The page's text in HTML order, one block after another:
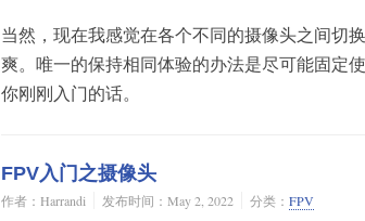
当然，现在我感觉在各个不同的摄像头之间切
爽。唯一的保持相同体验的办法是尽可能固定
你刚刚入门的话。
FPV入门之摄像头
作者：Harrandi 发布时间：May 2, 2022 分类： FPV